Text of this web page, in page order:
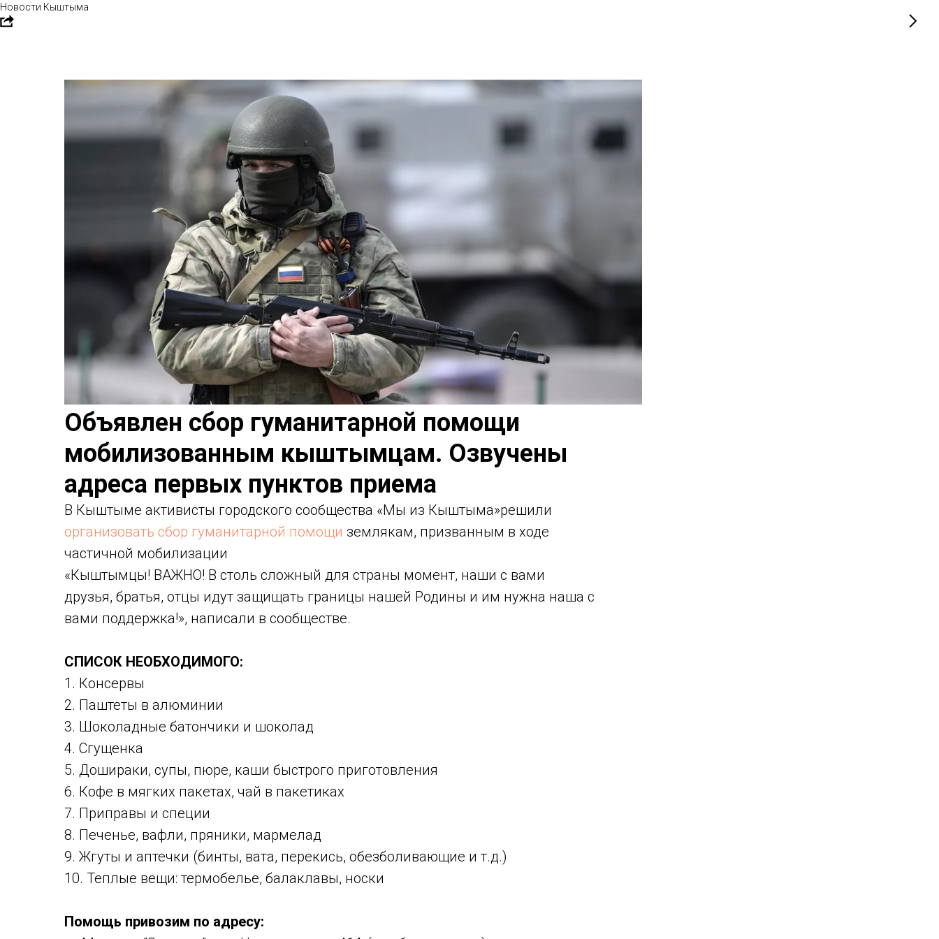
Новости Кыштыма
Объявлен сбор гуманитарной помощи
мобилизованным кыштымцам. Озвучены
адреса первых пунктов приема
В Кыштыме активисты городского сообщества «Мы из Кыштыма»решили
организовать сбор гуманитарной помощи землякам, призванным в ходе
частичной мобилизации
«Кыштымцы! ВАЖНО! В столь сложный для страны момент, наши с вами
друзья, братья, отцы идут защищать границы нашей Родины и им нужна наша с
вами поддержка!», написали в сообществе.
СПИСОК НЕОБХОДИМОГО:
1. Консервы
2. Паштеты в алюминии
3. Шоколадные батончики и шоколад
4. Сгущенка
5. Дошираки, супы, пюре, каши быстрого приготовления
6. Кофе в мягких пакетах, чай в пакетиках
7. Приправы и специи
8. Печенье, вафли, пряники, мармелад
9. Жгуты и аптечки (бинты, вата, перекись, обезболивающие и т.д.)
10. Теплые вещи: термобелье, балаклавы, носки
Помощь привозим по адресу: